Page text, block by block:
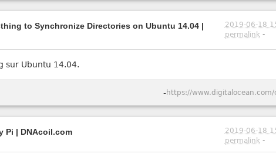
to Synchronize Directories on Ubuntu 14.04 |
2019-06-18
permalink-
sur Ubuntu 14.04.
-
Pi | DNAcoil.com
2019-06-18
permalink-